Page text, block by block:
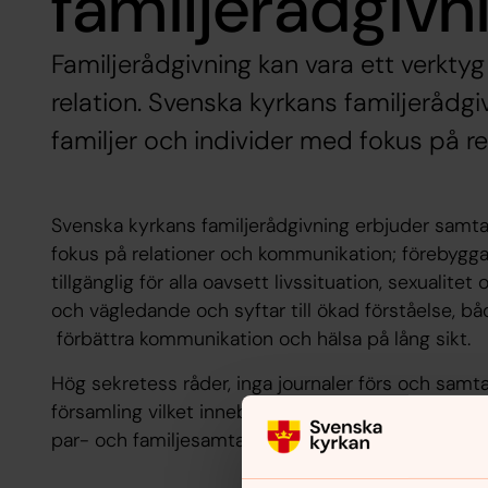
Familjerådgivning kan vara ett
relation. Svenska kyrkans
familjer och individer med fokus på
Svenska kyrkans familjerådgivning erbjuder
fokus på relationer och kommunikation;
tillgänglig för alla oavsett livssituation, sexualitet
och vägledande och syftar till ökad förståelse,
förbättra kommunikation och hälsa på lång sikt.
Hög sekretess råder, inga journaler förs och
församling vilket innebär att ett samtal kostar
par- och familjesamtal är 90 min.